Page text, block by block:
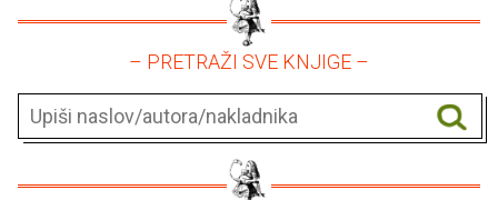
– PRETRAŽI SVE KNJIGE –